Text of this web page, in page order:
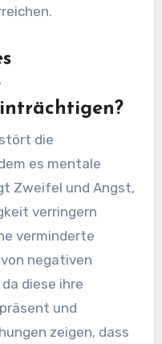
die
es mentale
Zweifel und Angst,
verringern
verminderte
negativen
diese ihre
und
zeigen, dass